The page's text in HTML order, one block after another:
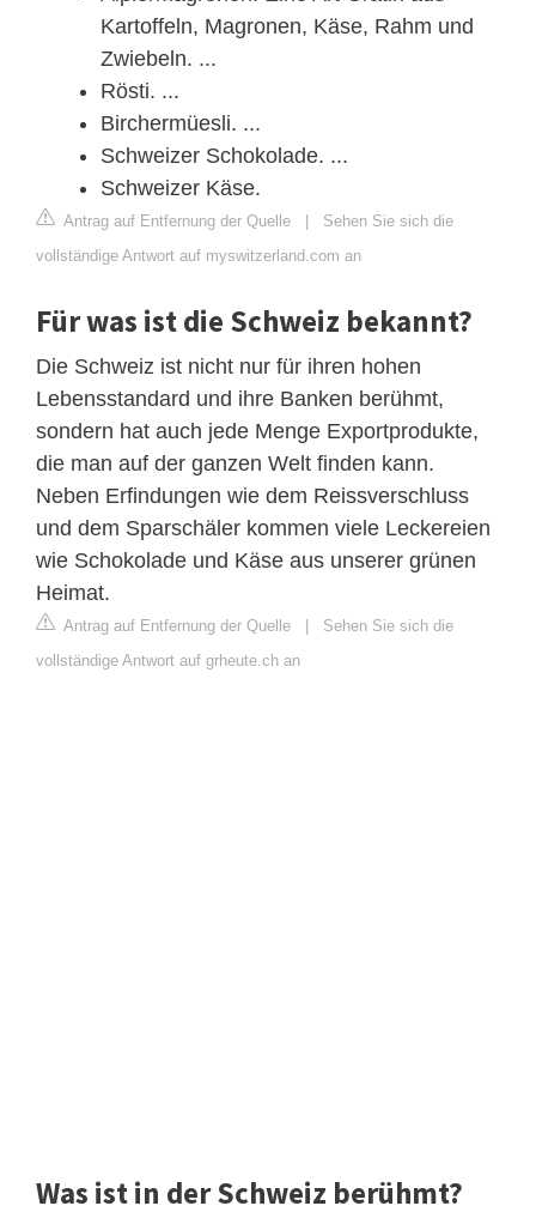
Kartoffeln, Magronen, Käse, Rahm und
Zwiebeln. ...
Rösti. ...
Birchermüesli. ...
Schweizer Schokolade. ...
Schweizer Käse.
Antrag auf Entfernung der Quelle
Sehen Sie sich die
vollständige Antwort auf myswitzerland.com an
Für was ist die Schweiz bekannt?
Die Schweiz ist nicht nur für ihren hohen
Lebensstandard und ihre Banken berühmt,
sondern hat auch jede Menge Exportprodukte,
die man auf der ganzen Welt finden kann.
Neben Erfindungen wie dem Reissverschluss
und dem Sparschäler kommen viele Leckereien
wie Schokolade und Käse aus unserer grünen
Heimat.
Antrag auf Entfernung der Quelle
Sehen Sie sich die
vollständige Antwort auf grheute.ch an
Was ist in der Schweiz berühmt?